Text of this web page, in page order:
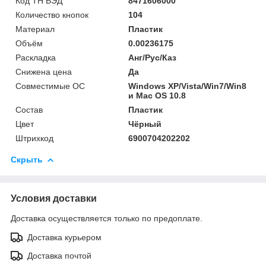
Количество кнопок
104
Материал
Пластик
Объём
0.00236175
Раскладка
Анг/Рус/Каз
Снижена цена
Да
Совместимые ОС
Windows XP/Vista/Win7/Win8
и Mac OS 10.8
Состав
Пластик
Цвет
Чёрный
Штрихкод
6900704202202
Скрыть
Условия доставки
Доставка осуществляется только по предоплате.
Доставка курьером
Доставка почтой